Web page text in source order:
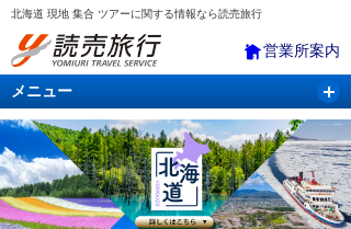
北海道 現地 集合 ツアーに関する情報なら読売旅行
営業所案内
メニュー
国内旅行 バスツアー 海外旅行 クルーズ
航空・ＪＲ＋宿泊 航空券＆ホテル